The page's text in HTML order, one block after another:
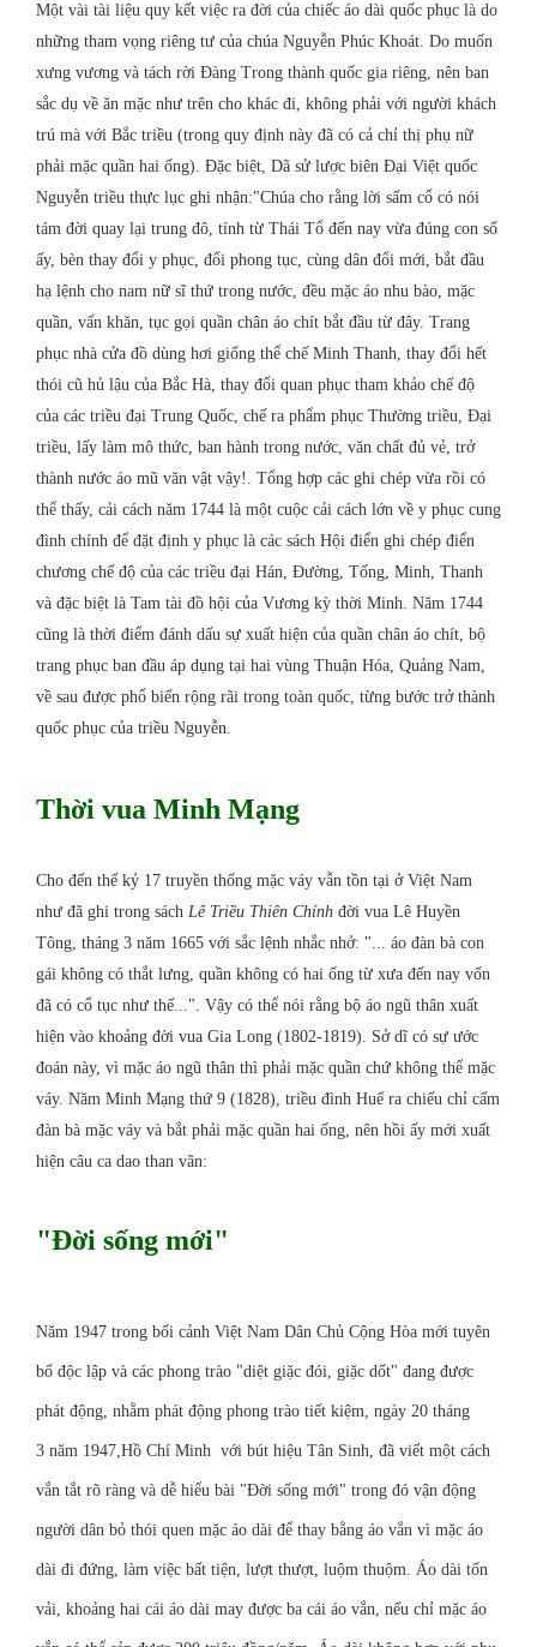
Một vài tài liệu quy kết việc ra đời của chiếc áo dài quốc phục là do
những tham vọng riêng tư của chúa Nguyễn Phúc Khoát. Do muốn
xưng vương và tách rời Đàng Trong thành quốc gia riêng, nên ban
sắc dụ về ăn mặc như trên cho khác đi, không phải với người khách
trú mà với Bắc triều (trong quy định này đã có cả chỉ thị phụ nữ
phải mặc quần hai ống). Đặc biệt, Dã sử lược biên Đại Việt quốc
Nguyễn triều thực lục ghi nhận:"Chúa cho rằng lời sấm cổ có nói
tám đời quay lại trung đô, tính từ Thái Tổ đến nay vừa đúng con số
ấy, bèn thay đổi y phục, đổi phong tục, cùng dân đổi mới, bắt đầu
hạ lệnh cho nam nữ sĩ thứ trong nước, đều mặc áo nhu bào, mặc
quần, vấn khăn, tục gọi quần chân áo chít bắt đầu từ đây. Trang
phục nhà cửa đồ dùng hơi giống thể chế Minh Thanh, thay đổi hết
thói cũ hủ lậu của Bắc Hà, thay đổi quan phục tham khảo chế độ
của các triều đại Trung Quốc, chế ra phẩm phục Thường triều, Đại
triều, lấy làm mô thức, ban hành trong nước, văn chất đủ vẻ, trở
thành nước áo mũ văn vật vậy!. Tổng hợp các ghi chép vừa rồi có
thể thấy, cải cách năm 1744 là một cuộc cải cách lớn về y phục cung
đình chính để đặt định y phục là các sách Hội điển ghi chép điển
chương chế độ của các triều đại Hán, Đường, Tống, Minh, Thanh
và đặc biệt là Tam tài đồ hội của Vương kỳ thời Minh. Năm 1744
cũng là thời điểm đánh dấu sự xuất hiện của quần chân áo chít, bộ
trang phục ban đầu áp dụng tại hai vùng Thuận Hóa, Quảng Nam,
về sau được phổ biến rộng rãi trong toàn quốc, từng bước trở thành
quốc phục của triều Nguyễn.
Thời vua Minh Mạng
Cho đến thế kỷ 17 truyền thống mặc váy vẫn tồn tại ở Việt Nam
như đã ghi trong sách Lê Triều Thiên Chính đời vua Lê Huyền
Tông, tháng 3 năm 1665 với sắc lệnh nhắc nhở: "... áo đàn bà con
gái không có thắt lưng, quần không có hai ống từ xưa đến nay vốn
đã có cổ tục như thế...". Vậy có thể nói rằng bộ áo ngũ thân xuất
hiện vào khoảng đời vua Gia Long (1802-1819). Sở dĩ có sự ước
đoán này, vì mặc áo ngũ thân thì phải mặc quần chứ không thể mặc
váy. Năm Minh Mạng thứ 9 (1828), triều đình Huế ra chiếu chỉ cấm
đàn bà mặc váy và bắt phải mặc quần hai ống, nên hồi ấy mới xuất
hiện câu ca dao than vãn:
"Đời sống mới"
Năm 1947 trong bối cảnh Việt Nam Dân Chủ Cộng Hòa mới tuyên
bố độc lập và các phong trào "diệt giặc đói, giặc dốt" đang được
phát động, nhằm phát động phong trào tiết kiệm, ngày 20 tháng
3 năm 1947,Hồ Chí Minh với bút hiệu Tân Sinh, đã viết một cách
vắn tắt rõ ràng và dễ hiểu bài "Đời sống mới" trong đó vận động
người dân bỏ thói quen mặc áo dài để thay bằng áo vắn vì mặc áo
dài đi đứng, làm việc bất tiện, lượt thượt, luộm thuộm. Áo dài tốn
vải, khoảng hai cái áo dài may được ba cái áo vắn, nếu chỉ mặc áo